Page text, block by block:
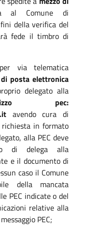
al Comune di
della verifica del
fede il timbro di
via telematica
posta elettronica
delegato alla
pec:
avendo cura di
in formato
alla PEC deve
di delega alla
e il documento di
caso il Comune
della mancata
PEC indicate o del
relative alla
PEC;